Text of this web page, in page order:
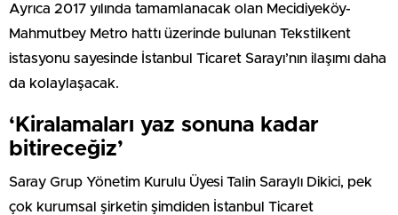
Ayrıca 2017 yılında tamamlanacak olan Mecidiyeköy-
Mahmutbey Metro hattı üzerinde bulunan Tekstilkent
istasyonu sayesinde İstanbul Ticaret Sarayı’nın ilaşımı daha
da kolaylaşacak.
‘Kiralamaları yaz sonuna kadar
bitireceğiz’
Saray Grup Yönetim Kurulu Üyesi Talin Saraylı Dikici, pek
çok kurumsal şirketin şimdiden İstanbul Ticaret